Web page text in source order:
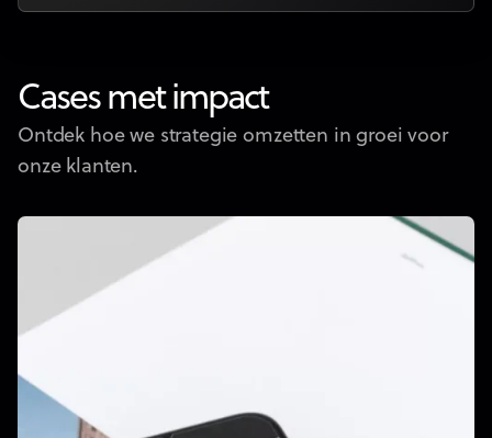
Cases met impact
Ontdek hoe we strategie omzetten in groei voor
onze klanten.